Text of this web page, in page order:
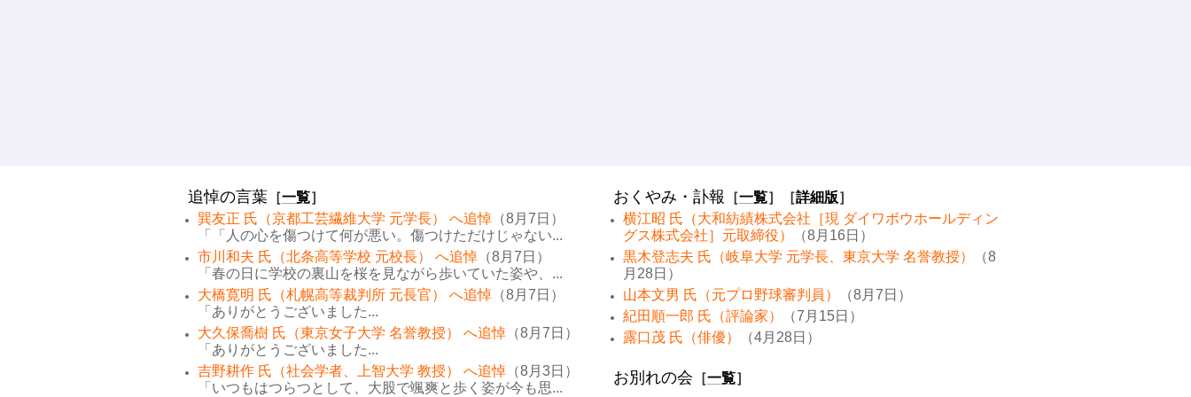
追悼の言葉 ［一覧］
巽友正 氏（京都工芸繊維大学 元学長） へ追悼 （8月7日）
「「人の心を傷つけて何が悪い。傷つけただけじゃない...
市川和夫 氏（北条高等学校 元校長） へ追悼 （8月7日）
「春の日に学校の裏山を桜を見ながら歩いていた姿や、...
大橋寛明 氏（札幌高等裁判所 元長官） へ追悼 （8月7日）
「ありがとうございました...
大久保喬樹 氏（東京女子大学 名誉教授） へ追悼 （8月7日）
「ありがとうございました...
吉野耕作 氏（社会学者、上智大学 教授） へ追悼 （8月3日）
「いつもはつらつとして、大股で颯爽と歩く姿が今も思...
おくやみ・訃報 ［一覧］［詳細版］
横江昭 氏（大和紡績株式会社［現 ダイワボウホールディン
グス株式会社］元取締役）
（8月16日）
黒木登志夫 氏（岐阜大学 元学長、東京大学 名誉教授）
（8
月28日）
山本文男 氏（元プロ野球審判員）
（8月7日）
紀田順一郎 氏（評論家）
（7月15日）
露口茂 氏（俳優）
（4月28日）
お別れの会 ［一覧］